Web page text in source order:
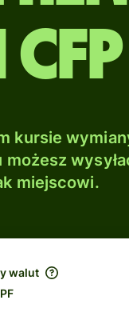
kursie
miejscowi.
walut